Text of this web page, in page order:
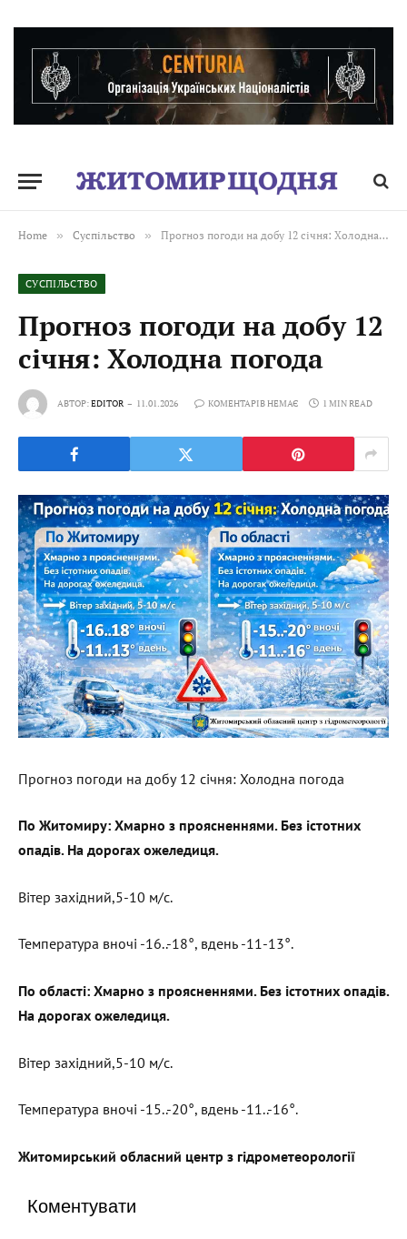
Home » Суспільство » Прогноз погоди на добу 12 січня: Холодна погода
СУСПІЛЬСТВО
Прогноз погоди на добу 12
січня: Холодна погода
АВТОР:EDITOR 11.01.2026 КОМЕНТАРІВ НЕМАЄ 1 MIN READ
Прогноз погоди на добу 12 січня: Холодна погода
По Житомиру: Хмарно з проясненнями. Без істотних
опадів. На дорогах ожеледиця.
Вітер західний,5-10 м/с.
Температура вночі -16..-18°, вдень -11-13°.
По області: Хмарно з проясненнями. Без істотних опадів.
На дорогах ожеледиця.
Вітер західний,5-10 м/с.
Температура вночі -15..-20°, вдень -11..-16°.
Житомирський обласний центр з гідрометеорології
Коментувати